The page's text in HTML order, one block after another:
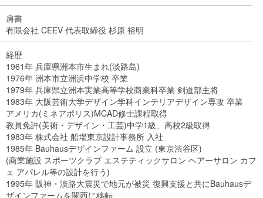
肩書
有限会社 CEEV 代表取締役 杉原 裕明
経歴
1961年 兵庫県洲本市生まれ(淡路島)
1976年 洲本市立洲浜中学校 卒業
1979年 兵庫県立洲本実業高等学校商業科卒業 剣道部主将
1983年 大阪芸術大学デザイン学科インテリアデザイン専攻 卒業
アメリカ(ミネアポリス)MCAD修士課程取得
教員免許(美術・デザイン・工芸)中学1級、高校2級取得
1983年 株式会社 船場東京設計事務所 入社
1985年 Bauhausデザインファーム 設立 (東京渋谷区)
(商業施設 スポーツクラブ エステティックサロン ヘアーサロン カフ
ェ アパレル等の設計を行う)
1995年 阪神・淡路大震災で地元が被災 復興支援と共にBauhausデ
ザインファームを関西に移転